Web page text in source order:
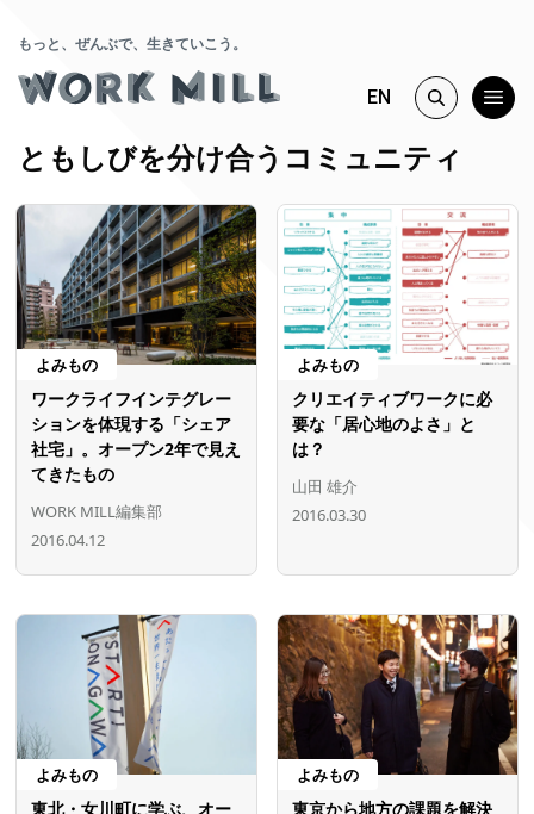
もっと、ぜんぶで、生きていこう。
EN
ともしびを分け合うコミュニティ
よみもの
ワークライフインテグレー
ションを体現する「シェア
社宅」。オープン2年で見え
てきたもの
WORK MILL編集部
2016.04.12
よみもの
クリエイティブワークに必
要な「居心地のよさ」と
は？
山田 雄介
2016.03.30
よみもの
東北・女川町に学ぶ、オー
よみもの
東京から地方の課題を解決